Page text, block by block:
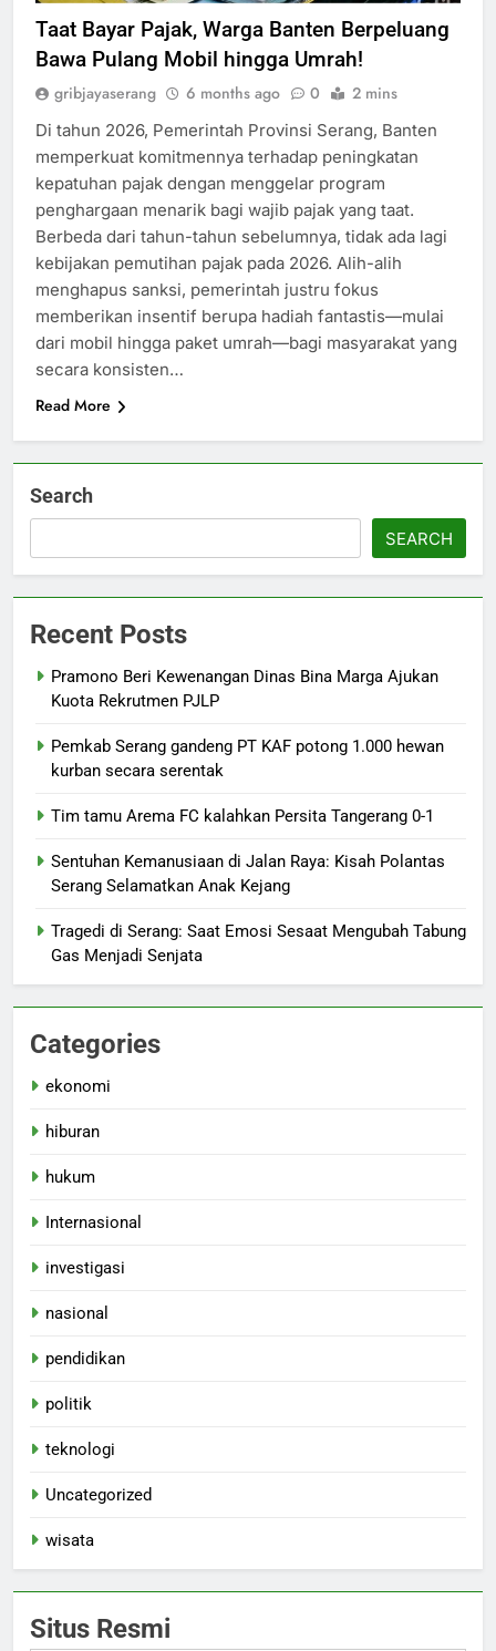
Taat Bayar Pajak, Warga Banten Berpeluang
Bawa Pulang Mobil hingga Umrah!
gribjayaserang 6 months ago 0 2 mins
Di tahun 2026, Pemerintah Provinsi Serang, Banten
memperkuat komitmennya terhadap peningkatan
kepatuhan pajak dengan menggelar program
penghargaan menarik bagi wajib pajak yang taat.
Berbeda dari tahun-tahun sebelumnya, tidak ada lagi
kebijakan pemutihan pajak pada 2026. Alih-alih
menghapus sanksi, pemerintah justru fokus
memberikan insentif berupa hadiah fantastis—mulai
dari mobil hingga paket umrah—bagi masyarakat yang
secara konsisten…
Read More
Search
SEARCH
Recent Posts
Pramono Beri Kewenangan Dinas Bina Marga Ajukan
Kuota Rekrutmen PJLP
Pemkab Serang gandeng PT KAF potong 1.000 hewan
kurban secara serentak
Tim tamu Arema FC kalahkan Persita Tangerang 0-1
Sentuhan Kemanusiaan di Jalan Raya: Kisah Polantas
Serang Selamatkan Anak Kejang
Tragedi di Serang: Saat Emosi Sesaat Mengubah Tabung
Gas Menjadi Senjata
Categories
ekonomi
hiburan
hukum
Internasional
investigasi
nasional
pendidikan
politik
teknologi
Uncategorized
wisata
Situs Resmi